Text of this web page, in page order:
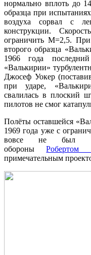
нормально вплоть до
образца при
воздуха сорвал с
конструкции.
ограничить М=2,5. При
второго образца
1966 года
«Валькирии»
Джосеф Уокер
при ударе,
свалилась в плоский
пилотов не смог
Полёты оставшейся
1969 года уже с
вовсе не был
обороныРобертом
примечательным